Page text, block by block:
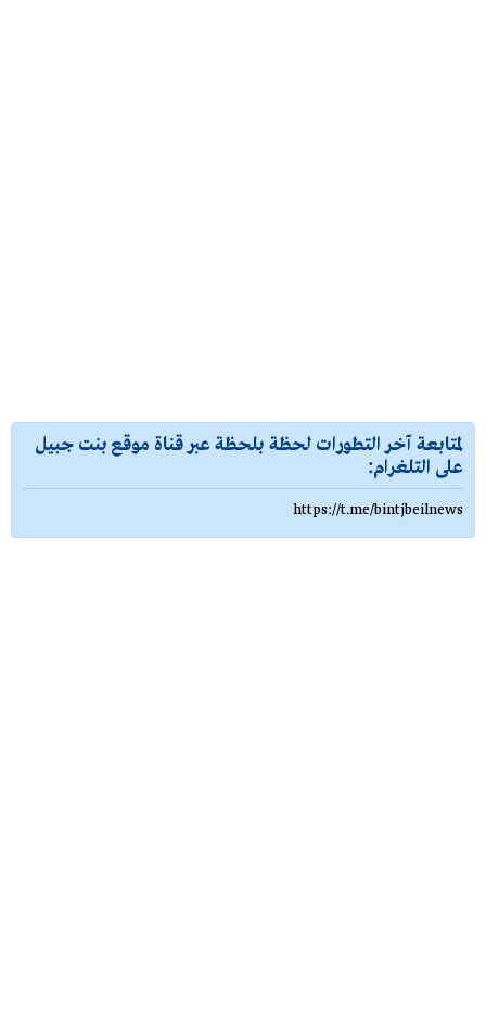
لمتابعة آخر التطورات لحظة بلحظة عبر قناة موقع بنت جبيل
على التلغرام:
https://t.me/bintjbeilnews